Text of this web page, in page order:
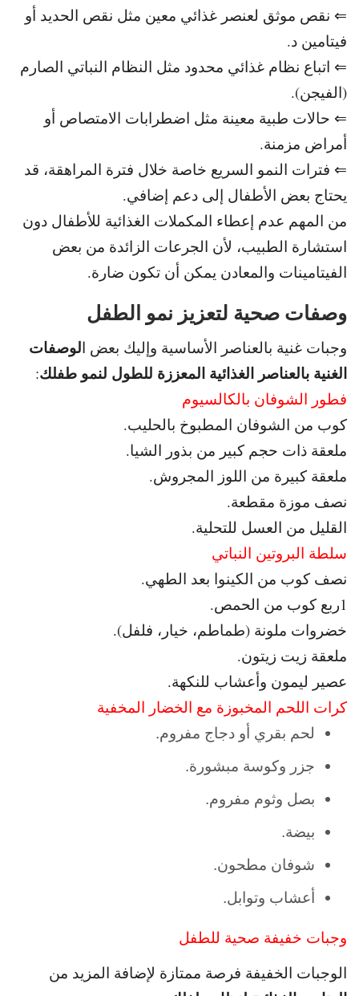
⇐ نقص موثق لعنصر غذائي معين مثل نقص الحديد أو
فيتامين د.
⇐ اتباع نظام غذائي محدود مثل النظام النباتي الصارم
(الفيجن).
⇐ حالات طبية معينة مثل اضطرابات الامتصاص أو
أمراض مزمنة.
⇐ فترات النمو السريع خاصة خلال فترة المراهقة، قد
يحتاج بعض الأطفال إلى دعم إضافي.
من المهم عدم إعطاء المكملات الغذائية للأطفال دون
استشارة الطبيب، لأن الجرعات الزائدة من بعض
الفيتامينات والمعادن يمكن أن تكون ضارة.
وصفات صحية لتعزيز نمو الطفل
وجبات غنية بالعناصر الأساسية وإليك بعض الوصفات
الغنية بالعناصر الغذائية المعززة للطول لنمو طفلك:
فطور الشوفان بالكالسيوم
كوب من الشوفان المطبوخ بالحليب.
ملعقة ذات حجم كبير من بذور الشيا.
ملعقة كبيرة من اللوز المجروش.
نصف موزة مقطعة.
القليل من العسل للتحلية.
سلطة البروتين النباتي
نصف كوب من الكينوا بعد الطهي.
1ربع كوب من الحمص.
خضروات ملونة (طماطم، خيار، فلفل).
ملعقة زيت زيتون.
عصير ليمون وأعشاب للنكهة.
كرات اللحم المخبوزة مع الخضار المخفية
لحم بقري أو دجاج مفروم.
جزر وكوسة مبشورة.
بصل وثوم مفروم.
بيضة.
شوفان مطحون.
أعشاب وتوابل.
وجبات خفيفة صحية للطفل
الوجبات الخفيفة فرصة ممتازة لإضافة المزيد من